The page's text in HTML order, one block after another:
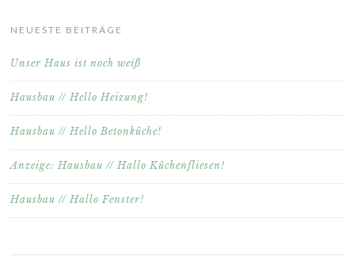
NEUESTE BEITRÄGE
Unser Haus ist noch weiß
Hausbau // Hello Heizung!
Hausbau // Hello Betonküche!
Anzeige: Hausbau // Hallo Küchenfliesen!
Hausbau // Hallo Fenster!